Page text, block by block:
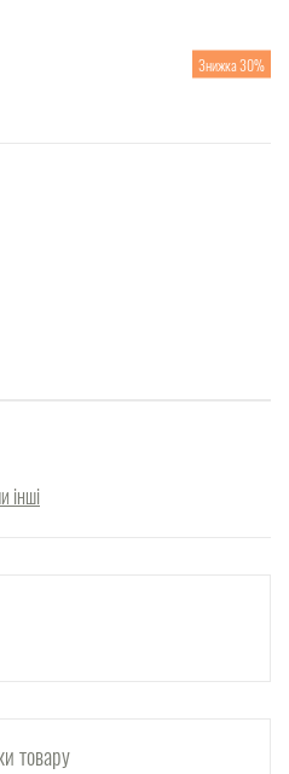
Знижка 30%
інші
товару